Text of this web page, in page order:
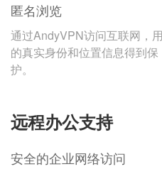
匿名浏览
通过AndyVPN访问互联网，
的真实身份和位置信息得到保
护。
远程办公支持
安全的企业网络访问